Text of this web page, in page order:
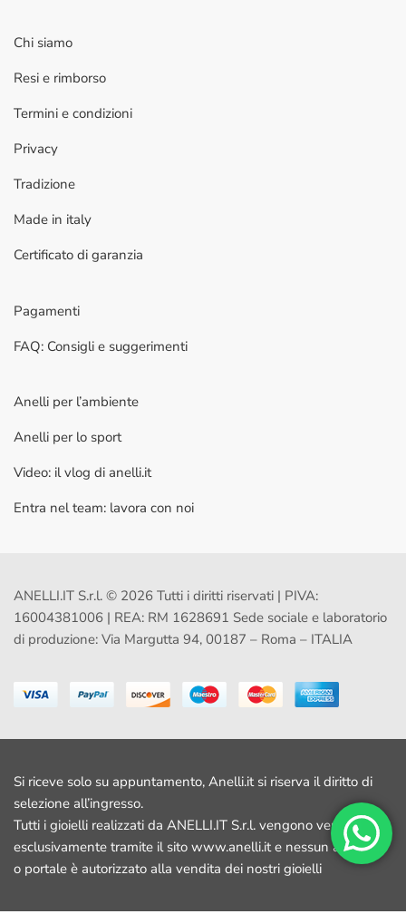
Chi siamo
Resi e rimborso
Termini e condizioni
Privacy
Tradizione
Made in italy
Certificato di garanzia
Pagamenti
FAQ: Consigli e suggerimenti
Anelli per l’ambiente
Anelli per lo sport
Video: il vlog di anelli.it
Entra nel team: lavora con noi
ANELLI.IT S.r.l. © 2026 Tutti i diritti riservati | PIVA:
16004381006 | REA: RM 1628691 Sede sociale e laboratorio
di produzione: Via Margutta 94, 00187 – Roma – ITALIA
Si riceve solo su appuntamento, Anelli.it si riserva il diritto di
selezione all’ingresso.
Tutti i gioielli realizzati da ANELLI.IT S.r.l. vengono venduti
esclusivamente tramite il sito www.anelli.it e nessun altro sito
o portale è autorizzato alla vendita dei nostri gioielli